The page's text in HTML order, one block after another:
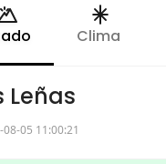
Clima
Leñas
05 11:00:21